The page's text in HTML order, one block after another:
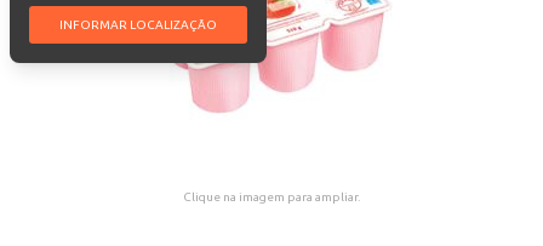
INFORMAR LOCALIZAÇÃO
Clique na imagem para ampliar.